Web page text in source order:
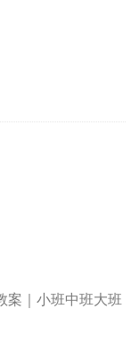
案｜小班中班大班